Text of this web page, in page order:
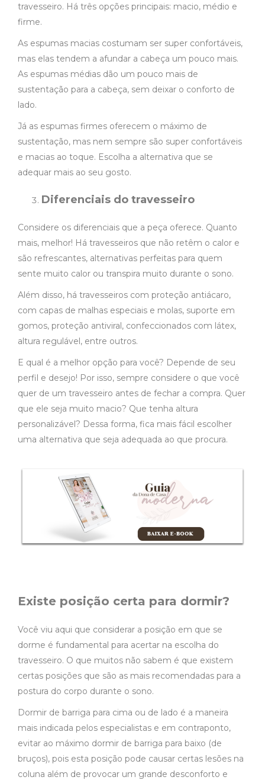
travesseiro. Há três opções principais: macio, médio e
firme.
As espumas macias costumam ser super confortáveis,
mas elas tendem a afundar a cabeça um pouco mais.
As espumas médias dão um pouco mais de
sustentação para a cabeça, sem deixar o conforto de
lado.
Já as espumas firmes oferecem o máximo de
sustentação, mas nem sempre são super confortáveis
e macias ao toque. Escolha a alternativa que se
adequar mais ao seu gosto.
Diferenciais do travesseiro
Considere os diferenciais que a peça oferece. Quanto
mais, melhor! Há travesseiros que não retêm o calor e
são refrescantes, alternativas perfeitas para quem
sente muito calor ou transpira muito durante o sono.
Além disso, há travesseiros com proteção antiácaro,
com capas de malhas especiais e molas, suporte em
gomos, proteção antiviral, confeccionados com látex,
altura regulável, entre outros.
E qual é a melhor opção para você? Depende de seu
perfil e desejo! Por isso, sempre considere o que você
quer de um travesseiro antes de fechar a compra. Quer
que ele seja muito macio? Que tenha altura
personalizável? Dessa forma, fica mais fácil escolher
uma alternativa que seja adequada ao que procura.
Existe posição certa para dormir?
Você viu aqui que considerar a posição em que se
dorme é fundamental para acertar na escolha do
travesseiro. O que muitos não sabem é que existem
certas posições que são as mais recomendadas para a
postura do corpo durante o sono.
Dormir de barriga para cima ou de lado é a maneira
mais indicada pelos especialistas e em contraponto,
evitar ao máximo dormir de barriga para baixo (de
bruços), pois esta posição pode causar certas lesões na
coluna além de provocar um grande desconforto e